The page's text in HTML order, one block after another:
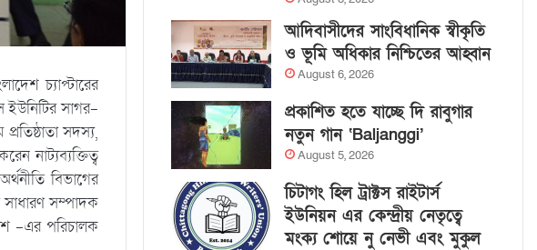
চ্যাপ্টারের
ইউনিটির সাগর-
সদস্য,
নাট্যব্যক্তিত্ব
বিভাগের
সম্পাদক
-এর পরিচালক
আদিবাসীদের সাংবিধানিক স্বীকৃতি
ও ভূমি অধিকার নিশ্চিতের আহ্বান
August 6, 2026
প্রকাশিত হতে যাচ্ছে দি রাবুগার
নতুন গান ‘Baljanggi’
August 5, 2026
চিটাগং হিল ট্রাক্টস রাইটার্স
ইউনিয়ন এর কেন্দ্রীয় নেতৃত্বে
মংক্য শোয়ে নু নেভী এবং মুকুল